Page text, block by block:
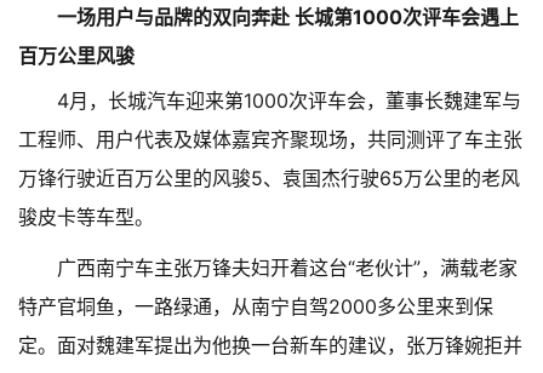
一场用户与品牌的双向奔赴 长城第1000次评车会遇上
百万公里风骏
4月，长城汽车迎来第1000次评车会，董事长魏建军与
工程师、用户代表及媒体嘉宾齐聚现场，共同测评了车主张
万锋行驶近百万公里的风骏5、袁国杰行驶65万公里的老风
骏皮卡等车型。
广西南宁车主张万锋夫妇开着这台“老伙计”，满载老家
特产官垌鱼，一路绿通，从南宁自驾2000多公里来到保
定。面对魏建军提出为他换一台新车的建议，张万锋婉拒并